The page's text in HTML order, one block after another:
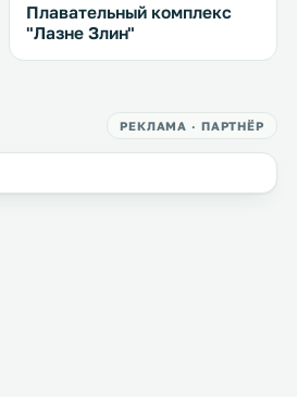
Плавательный комплекс
"Лазне Злин"
РЕКЛАМА · ПАРТНЁР